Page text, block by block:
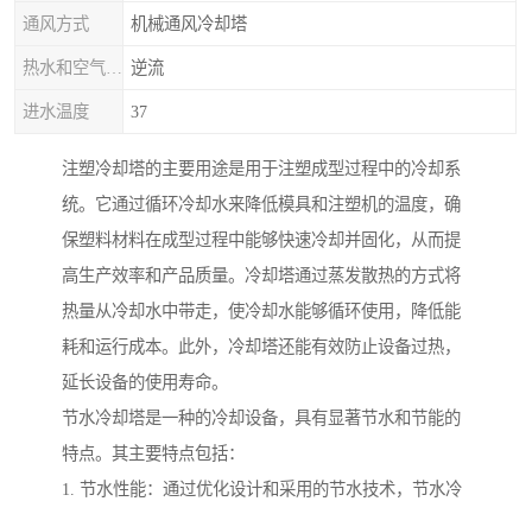
通风方式 机械通风冷却塔
逆流
进水温度 37
注塑冷却塔的主要用途是用于注塑成型过程中的冷却系
统。它通过循环冷却水来降低模具和注塑机的温度，确
保塑料材料在成型过程中能够快速冷却并固化，从而提
高生产效率和产品质量。冷却塔通过蒸发散热的方式将
热量从冷却水中带走，使冷却水能够循环使用，降低能
耗和运行成本。此外，冷却塔还能有效防止设备过热，
延长设备的使用寿命。
节水冷却塔是一种的冷却设备，具有显著节水和节能的
特点。其主要特点包括：
1. 节水性能：通过优化设计和采用的节水技术，节水冷